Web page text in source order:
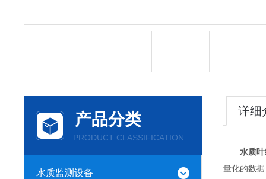
产品分类
PRODUCT CLASSIFICATION
水质监测设备
详细
水质
量化的数